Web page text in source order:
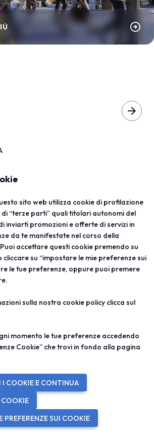
arrow_circle_right
arrow_forward
CON
DI
sito web utilizza cookie di profilazione
“terze parti” quali titolari autonomi del
inviarti promozioni e offerte di servizi in
da te manifestate nel corso della
accettare questi cookie premendo su
cliccare su “impostare le mie preferenze sui
le tue preferenze, oppure puoi premere
sulla nostra cookie policy clicca sul
momento le tue preferenze accedendo
Cookie” che trovi in fondo alla pagina
COOKIE E CONTINUA
PREFERENZE SUI COOKIE